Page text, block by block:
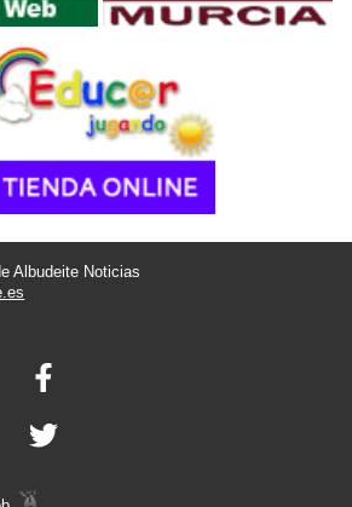
Albudeite Noticias